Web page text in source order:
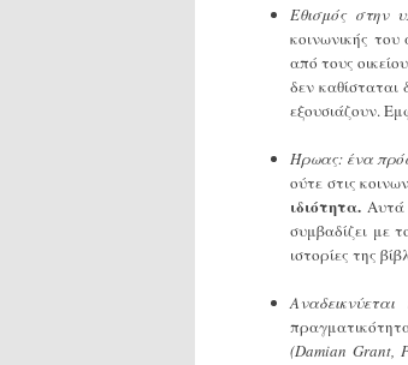
Εθισμός στην
κοινωνικής
από τους
δεν
εξουσιάζουν.
Ήρωας: ένα
ούτε στις
ιδιότητα. Αυτά
συμβαδίζει με
ιστορίες της
(Damian Grant,